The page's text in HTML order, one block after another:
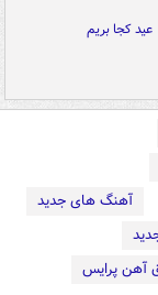
عید کجا بریم
آهنگ های جدید
آهن پرایس